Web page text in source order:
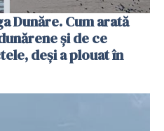
Dunăre. Cum arată
și de ce
deși a plouat în